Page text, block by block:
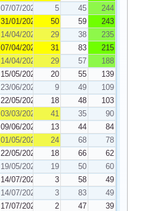
07/07/2020 5 45
244
31/01/2020 50 59
243
14/04/2020 29 38
235
07/04/2020 31 83
215
14/04/2020 29 57
188
15/05/2020 20 55
139
23/06/2020 9 49
109
22/05/2020 18 48
103
03/03/2020 41 35
90
09/06/2020 13 44
84
01/05/2020 24 68
78
22/05/2020 18 66
62
19/05/2020 19 50
60
14/07/2020 3 58
49
14/07/2020 3 83
49
17/07/2020 2 47
39